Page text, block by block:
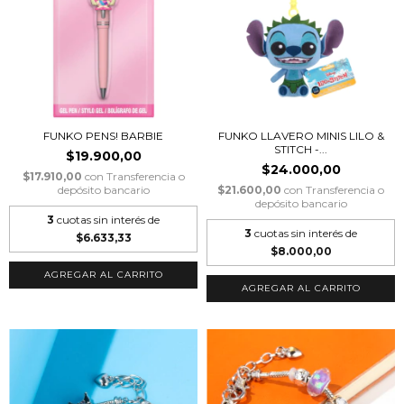
FUNKO PENS! BARBIE
$19.900,00
$17.910,00 con Transferencia o
depósito bancario
3 cuotas sin interés de
$6.633,33
FUNKO LLAVERO MINIS LILO &
STITCH -...
$24.000,00
$21.600,00 con Transferencia o
depósito bancario
3 cuotas sin interés de
$8.000,00
AGREGAR AL CARRITO